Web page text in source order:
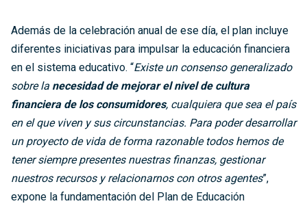
Además de la celebración anual de ese día, el plan incluye
diferentes iniciativas para impulsar la educación financiera
en el sistema educativo. “Existe un consenso generalizado
sobre la necesidad de mejorar el nivel de cultura
financiera de los consumidores, cualquiera que sea el país
en el que viven y sus circunstancias. Para poder desarrollar
un proyecto de vida de forma razonable todos hemos de
tener siempre presentes nuestras finanzas, gestionar
nuestros recursos y relacionarnos con otros agentes”,
expone la fundamentación del Plan de Educación